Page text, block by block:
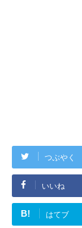
つぶやく
いいね
B! はてブ